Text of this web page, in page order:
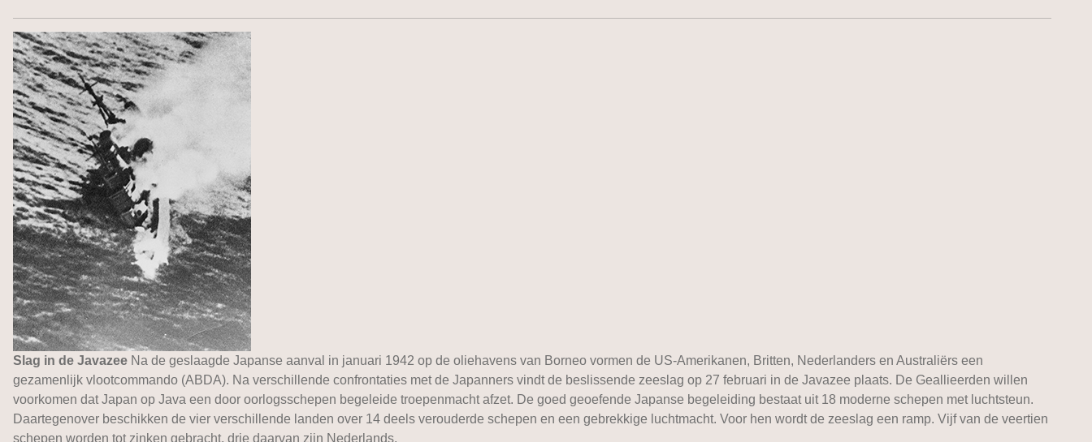
Slag in de Javazee Na de geslaagde Japanse aanval in januari 1942 op de oliehavens van Borneo vormen de US-Amerikanen, Britten, Nederlanders en Australiërs een
gezamenlijk vlootcommando (ABDA). Na verschillende confrontaties met de Japanners vindt de beslissende zeeslag op 27 februari in de Javazee plaats. De Geallieerden willen
voorkomen dat Japan op Java een door oorlogsschepen begeleide troepenmacht afzet. De goed geoefende Japanse begeleiding bestaat uit 18 moderne schepen met luchtsteun.
Daartegenover beschikken de vier verschillende landen over 14 deels verouderde schepen en een gebrekkige luchtmacht. Voor hen wordt de zeeslag een ramp. Vijf van de veertien
schepen worden tot zinken gebracht, drie daarvan zijn Nederlands.